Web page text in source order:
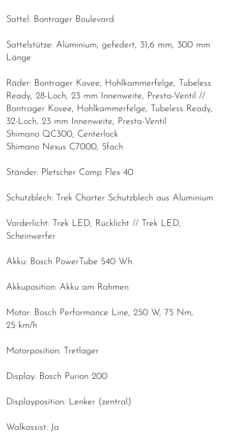
Sattel: Bontrager Boulevard
Sattelstütze: Aluminium, gefedert, 31,6 mm, 300 mm
Länge
Räder: Bontrager Kovee, Hohlkammerfelge, Tubeless
Ready, 28-Loch, 23 mm Innenweite, Presta-Ventil //
Bontrager Kovee, Hohlkammerfelge, Tubeless Ready,
32-Loch, 23 mm Innenweite, Presta-Ventil
Shimano QC300, Centerlock
Shimano Nexus C7000, 5fach
Ständer: Pletscher Comp Flex 40
Schutzblech: Trek Charter Schutzblech aus Aluminium
Vorderlicht: Trek LED, Rücklicht // Trek LED,
Scheinwerfer
Akku: Bosch PowerTube 540 Wh
Akkuposition: Akku am Rahmen
Motor: Bosch Performance Line, 250 W, 75 Nm,
25 km/h
Motorposition: Tretlager
Display: Bosch Purion 200
Displayposition: Lenker (zentral)
Walkassist: Ja